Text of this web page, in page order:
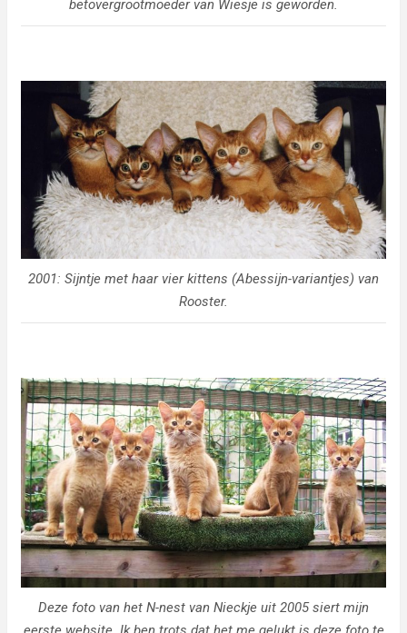
betovergrootmoeder van Wiesje is geworden.
2001: Sijntje met haar vier kittens (Abessijn-variantjes) van
Rooster.
Deze foto van het N-nest van Nieckje uit 2005 siert mijn